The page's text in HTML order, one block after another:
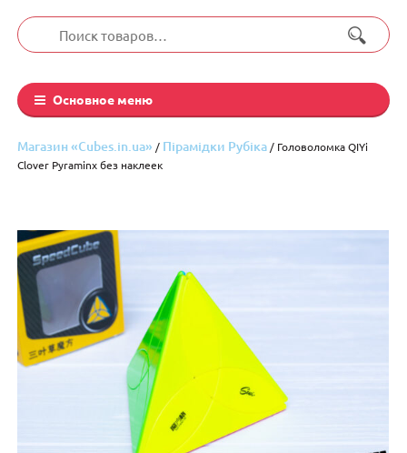
Искать:
Основное меню
Магазин «Cubes.in.ua» / Пірамідки Рубіка / Головоломка QIYi
Clover Pyraminx без наклеек